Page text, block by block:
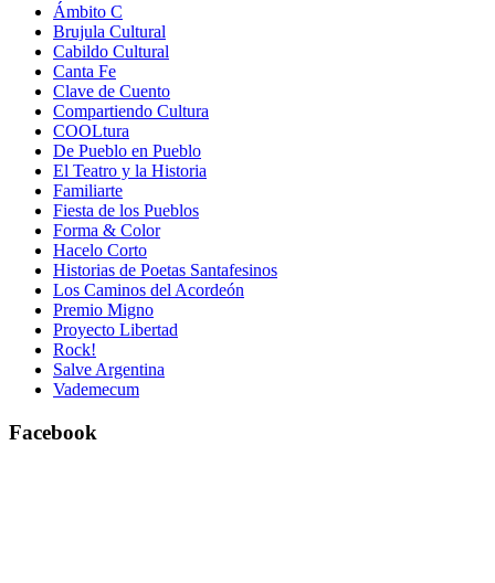
Ámbito C
Brujula Cultural
Cabildo Cultural
Canta Fe
Clave de Cuento
Compartiendo Cultura
COOLtura
De Pueblo en Pueblo
El Teatro y la Historia
Familiarte
Fiesta de los Pueblos
Forma & Color
Hacelo Corto
Historias de Poetas Santafesinos
Los Caminos del Acordeón
Premio Migno
Proyecto Libertad
Rock!
Salve Argentina
Vademecum
Facebook